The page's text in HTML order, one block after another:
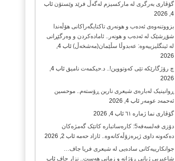
گۆڤاری بەرگری لە مارکسیزم لەگەڵ فرێد وێستۆن ئاب
4, 2026
بزووتنەوەی ئەدەب و هونەری تاکتایگەراکانی هۆڵەندا
شۆڕشێک لە ئەدەب و هونەر.. ئامادەکردن و وەرگێڕانی
لە ئینگلیزییەوە: عەبدوڵا سڵێمان(مەشخەڵ)
ئاب 4,
2026
چ رۆژگارێکە تێی کەوتووین!.. د.حیکمەت نامیق
ئاب 4,
2026
ڕوانینیک لەبارەى شیعرى نارین ڕۆستەم.. موحسین
ئەحمەد عومەر ئاب 4, 2026
گۆڤاری نما ژمارە ٦١
ئاب 4, 2026
دۆزی فەلسەفە5: کارەساتبارە کاتێک گەمژەکان
دەکەونە داوی ژیرەزۆڵەکانەوە.. ئازاد حەمە ئاب 2, 2026
جوانکارییەکانی سادەیی لە شیعری فریا جاف…
شاعیریی ژیانی ڕۆژانە و زمانی هەست.. نزار جاف ئاب